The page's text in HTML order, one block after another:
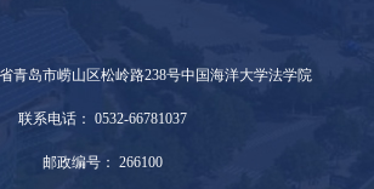
青岛市崂山区松岭路238号中国海洋大学法学院
联系电话： 0532-66781037
邮政编号： 266100